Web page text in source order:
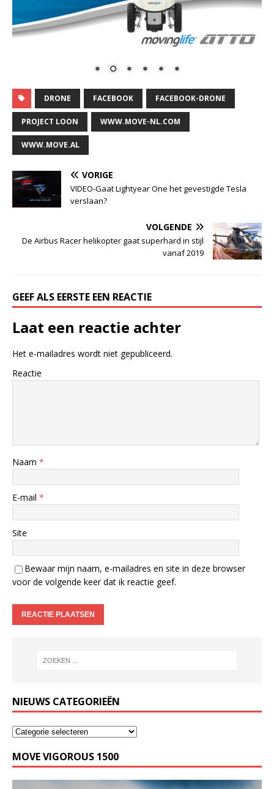
DRONE FACEBOOK FACEBOOK-DRONE
PROJECT LOON WWW.MOVE-NL.COM
WWW.MOVE.AL
VORIGE
VIDEO-Gaat Lightyear One het gevestigde Tesla
verslaan?
VOLGENDE
De Airbus Racer helikopter gaat superhard in stijl
vanaf 2019
GEEF ALS EERSTE EEN REACTIE
Laat een reactie achter
Het e-mailadres wordt niet gepubliceerd.
Reactie
Naam *
E-mail *
Site
Bewaar mijn naam, e-mailadres en site in deze browser
voor de volgende keer dat ik reactie geef.
NIEUWS CATEGORIEËN
MOVE VIGOROUS 1500